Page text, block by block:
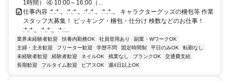
1時間） ④ 10:00～16:00（...
仕事内容 :*.:*.。:*.:*.。:*.:*.。:*.:*.。 キャラクターグッズの梱包等 作業
スタッフ大募集！ ピッキング・梱包・仕分け 検数などのお仕事！
:*.:*.。:*.:*.。:*.:...
業界未経験者歓迎 扶養内勤務OK 社員登用あり
副業・WワークOK
主婦・主夫歓迎
フリーター歓迎 学歴不問 固定時間制 平日のみOK
転勤なし
未経験者歓迎
経験者歓迎 ネイルOK 残業なし ブランクOK
交通費支給
長期歓迎
フルタイム歓迎 ピアスOK 週4日以上OK